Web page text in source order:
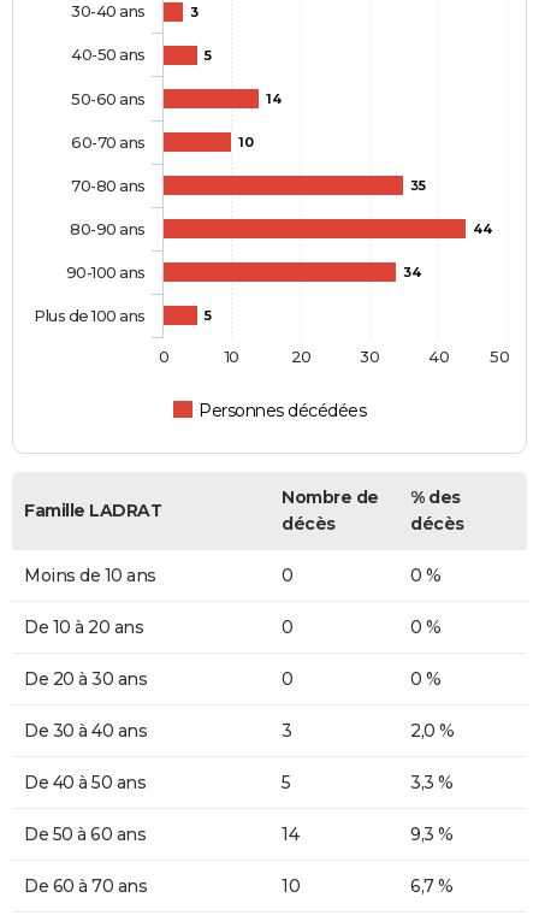
3
5
14
10
35
44
34
5
Personnes décédées
30-40 ans
40-50 ans
50-60 ans
60-70 ans
70-80 ans
80-90 ans
90-100 ans
Plus de 100 ans
0 10 20 30 40 50
Famille LADRAT
Nombre de
décès
% des
décès
Moins de 10 ans 0 0 %
De 10 à 20 ans 0 0 %
De 20 à 30 ans 0 0 %
De 30 à 40 ans 3 2,0 %
De 40 à 50 ans 5 3,3 %
De 50 à 60 ans 14 9,3 %
De 60 à 70 ans 10 6,7 %